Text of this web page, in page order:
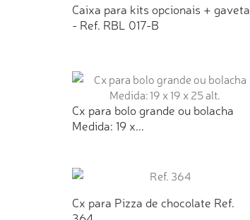
Caixa para kits opcionais + gaveta
- Ref. RBL 017-B
Cx para bolo grande ou bolacha
Medida: 19 x...
Cx para Pizza de chocolate Ref.